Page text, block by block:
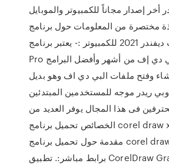
أخر إصدار مجاناً للكمبيوتر والموبايل
مختصرة من المعلومات حول برنامج
بت ديفندر 2021 للكمبيوتر :- يعتبر برنامج Nitro PDF
Pro نيترو بي دي إف من أشهر وأفضل البرامج
وفتح ملفات البي دي اف وهو بديل
ريدر موجه للمستخدمين المبتدئين
فى هذا المجال يوفر العديد من
الخصائص تحميل برنامج corel draw x7 كامل مجانا.
مقدمة حول تحميل برنامج corel draw x7 كامل مجانا
برابط مباشر:. تطبيق CorelDraw Graphics Suite